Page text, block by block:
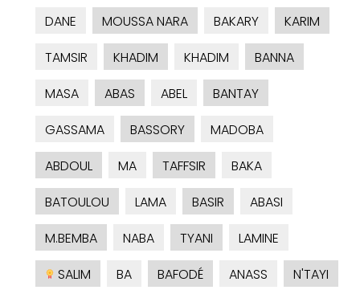
DANE
MOUSSA NARA BAKARY
KARIM
TAMSIR
KHADIM KHADIM
BANNA
MASA
ABAS ABEL
BANTAY
GASSAMA
BASSORY
MADOBA
ABDOUL
MA TAFFSIR
BAKA
BATOULOU
LAMA BASIR
ABASI
M.BEMBA
NABA TYANI
LAMINE
SALIM
BA BAFODÉ ANASS
N'TAYI